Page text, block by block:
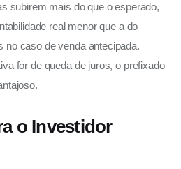
subirem mais do que o esperado,
real menor que a do
no caso de venda antecipada.
for de queda de juros, o prefixado
o Investidor